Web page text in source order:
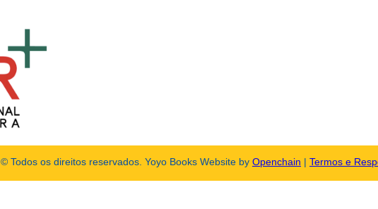
© Todos os direitos reservados. Yoyo Books Website by Openchain | Termos e